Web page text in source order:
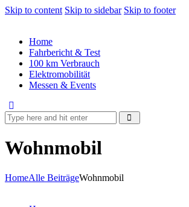
Skip to content Skip to sidebar Skip to footer
Home
Fahrbericht & Test
100 km Verbrauch
Elektromobilität
Messen & Events
Wohnmobil
HomeAlle BeiträgeWohnmobil